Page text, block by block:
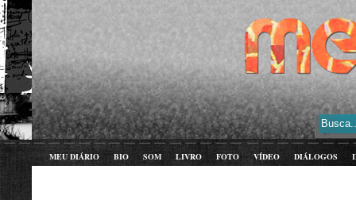
MEU DIÁRIO BIO SOM LIVRO FOTO VÍDEO DIÁLOGOS